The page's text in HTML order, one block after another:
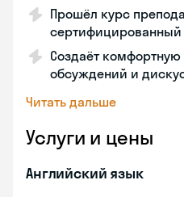
Прошёл курс
Создаёт
обсуждений и
Читать дальше
Услуги и цены
Английский язык